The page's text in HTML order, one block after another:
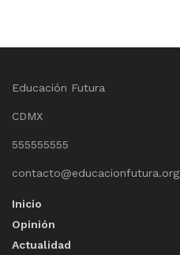
Educación Futura
CDMX
555555555
contacto@educacionfutura.org
Inicio
Opinión
Actualidad